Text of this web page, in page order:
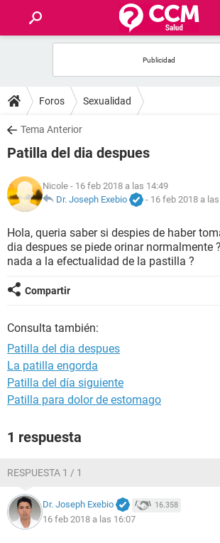
FOROS
SALUD
NUTRICIÓN
BIENESTAR
Foros Sexualidad
Tema Anterior
Patilla del dia despues
Nicole - 16 feb 2018 a las 14:49
Dr. Joseph Exebio
- 16 feb 2018 a
Hola, queria saber si despies de haber
dia despues se piede orinar normalmente
nada a la efectualidad de la pastilla ?
Compartir
Consulta también:
Patilla del dia despues
La patilla engorda
Patilla del día siguiente
Patilla para dolor de estomago
1 respuesta
RESPUESTA 1 / 1
Dr. Joseph Exebio 16.358
16 feb 2018 a las 16:07